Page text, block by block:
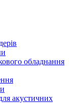
обладнання
акустичних